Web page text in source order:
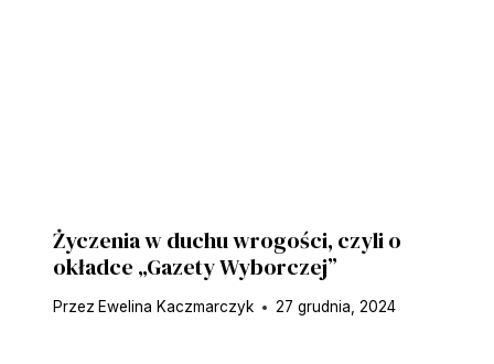
Życzenia w duchu wrogości, czyli o
okładce „Gazety Wyborczej”
Przez Ewelina Kaczmarczyk 27 grudnia, 2024